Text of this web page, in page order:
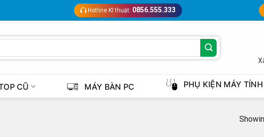
Hotline Kĩ thuật: 0856.555.333
CŨ MÁY BÀN PC PHỤ KIỆN MÁY TÍNH